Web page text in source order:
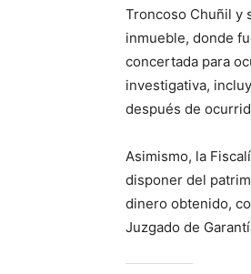
Troncoso Chuñil y
inmueble, donde
concertada para
investigativa,
después de
Asimismo, la
disponer del
dinero obtenido,
Juzgado de